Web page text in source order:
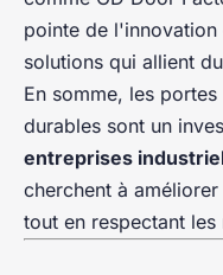
pointe de
solutions qui allient
En somme, les
durables sont un
entreprises
cherchent à
tout en respectant les